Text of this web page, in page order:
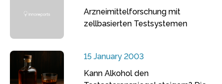
Arzneimittelforschung mit
zellbasierten Testsystemen
15 January 2003
Kann Alkohol den